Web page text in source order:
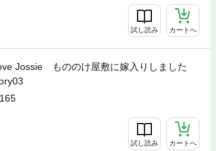
試し読み カートへ
Jossie もののけ屋敷に嫁入りしました
165
試し読み カートへ